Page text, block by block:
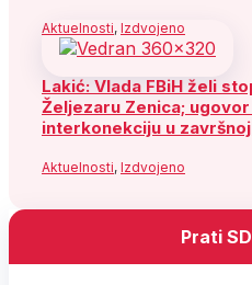
Aktuelnosti, Izdvojeno
Lakić: Vlada FBiH želi
Željezaru Zenica;
interkonekciju u
Aktuelnosti, Izdvojeno
Prati